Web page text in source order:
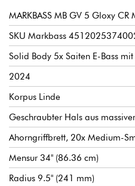
MARKBASS MB GV 5 Gloxy CR
SKU Markbass
Solid Body 5x Saiten E-Bass
2024
Korpus Linde
Geschraubter Hals aus
Ahorngriffbrett, 20x Medium-
Mensur 34" (86.36 cm)
Radius 9.5" (241 mm)